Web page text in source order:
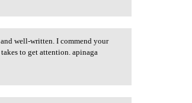
well-written. I commend your
to get attention. apinaga